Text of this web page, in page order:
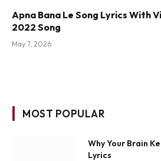
Apna Bana Le Song Lyrics With
2022 Song
May 7, 2026
MOST POPULAR
Why Your Brain
Lyrics